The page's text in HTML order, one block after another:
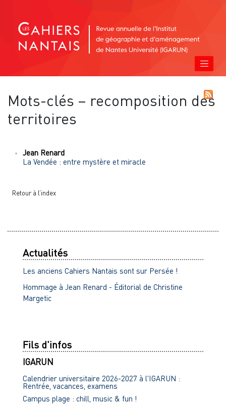
Mots-clés – recomposition des
territoires
Jean Renard
La Vendée : entre mystère et miracle
Retour à l’index
Actualités
Les anciens Cahiers Nantais sont sur Persée !
Hommage à Jean Renard - Éditorial de Christine
Margetic
Fils d'infos
IGARUN
Calendrier universitaire 2026-2027 à l'IGARUN :
Rentrée, vacances, examens
Campus plage : chill, music & fun !